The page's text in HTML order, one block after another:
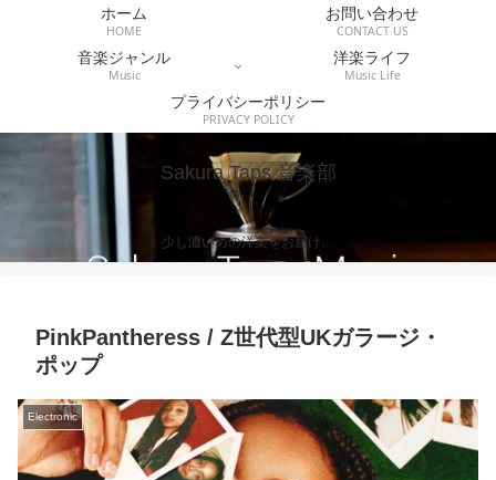
Sakura Taps 音楽部
少し濃いめの洋楽をお届け…
ホーム
HOME
お問い合わせ
CONTACT US
音楽ジャンル
Music
洋楽ライフ
Music Life
プライバシーポリシー
PRIVACY POLICY
PinkPantheress / Z世代型UKガラージ・
ポップ
Electronic